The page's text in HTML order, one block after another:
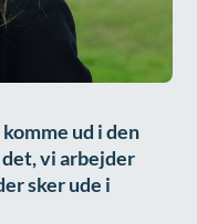
ud i den
vi arbejder
sker ude i